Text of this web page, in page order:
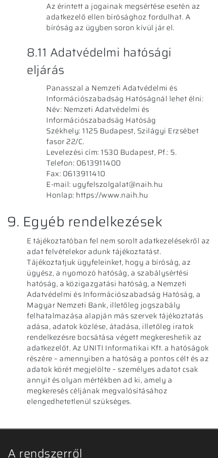
Az érintett a jogainak megsértése esetén az
adatkezelő ellen bírósághoz fordulhat. A
bíróság az ügyben soron kívül jár el.
8.11 Adatvédelmi hatósági
eljárás
Panasszal a Nemzeti Adatvédelmi és
Információszabadság Hatóságnál lehet élni:
Név: Nemzeti Adatvédelmi és
Információszabadság Hatóság
Székhely: 1125 Budapest, Szilágyi Erzsébet
fasor 22/C.
Levelezési cím: 1530 Budapest, Pf.: 5.
Telefon: 0613911400
Fax: 0613911410
E-mail: ugyfelszolgalat@naih.hu
Honlap: https://www.naih.hu
9. Egyéb rendelkezések
E tájékoztatóban fel nem sorolt adatkezelésekről az
adat felvételekor adunk tájékoztatást.
Tájékoztatjuk ügyfeleinket, hogy a bíróság, az
ügyész, a nyomozó hatóság, a szabálysértési
hatóság, a közigazgatási hatóság, a Nemzeti
Adatvédelmi és Információszabadság Hatóság, a
Magyar Nemzeti Bank, illetőleg jogszabály
felhatalmazása alapján más szervek tájékoztatás
adása, adatok közlése, átadása, illetőleg iratok
rendelkezésre bocsátása végett megkereshetik az
adatkezelőt. Az UNITI Informatikai Kft. a hatóságok
részére – amennyiben a hatóság a pontos célt és az
adatok körét megjelölte – személyes adatot csak
annyit és olyan mértékben ad ki, amely a
megkeresés céljának megvalósításához
elengedhetetlenül szükséges.
A rendszerről